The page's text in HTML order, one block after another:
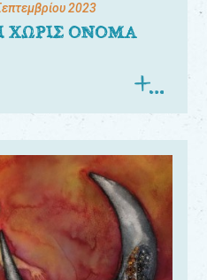
2023
ΧΩΡΙΣ ΟΝΟΜΑ